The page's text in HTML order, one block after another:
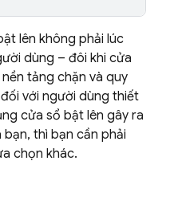
lên không phải lúc
dùng – đôi khi cửa
tảng chặn và quy
với người dùng thiết
cửa sổ bật lên gây ra
thì bạn cần phải
chọn khác.